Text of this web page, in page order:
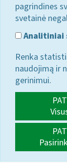
pagrindines
svetainė
Analitiniai
Renka
naudojimą ir
gerinimui.